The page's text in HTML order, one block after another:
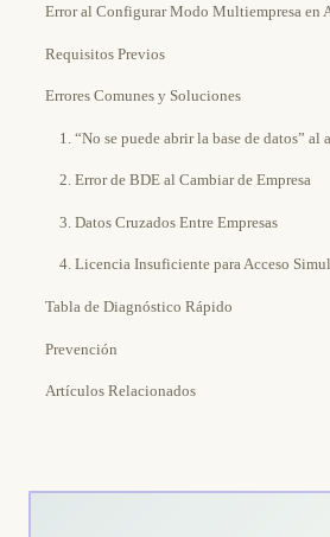
Error al Configurar Modo Multiempresa en
Requisitos Previos
Errores Comunes y Soluciones
1. “No se puede abrir la base de datos” al
2. Error de BDE al Cambiar de Empresa
3. Datos Cruzados Entre Empresas
4. Licencia Insuficiente para Acceso
Tabla de Diagnóstico Rápido
Prevención
Artículos Relacionados